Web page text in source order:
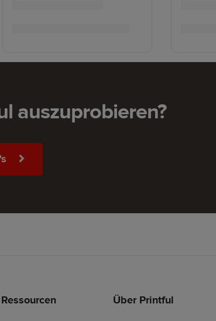
auszuprobieren?
Ressourcen Über Printful